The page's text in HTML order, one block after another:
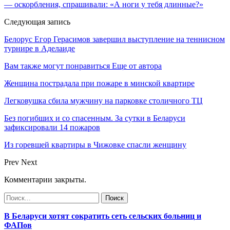
— оскорбления, спрашивали: «А ноги у тебя длинные?»
Следующая запись
Белорус Егор Герасимов завершил выступление на теннисном
турнире в Аделаиде
Вам также могут понравиться Еще от автора
Женщина пострадала при пожаре в минской квартире
Легковушка сбила мужчину на парковке столичного ТЦ
Без погибших и со спасенным. За сутки в Беларуси
зафиксировали 14 пожаров
Из горевшей квартиры в Чижовке спасли женщину
Prev Next
Комментарии закрыты.
В Беларуси хотят сократить сеть сельских больниц и
ФАПов